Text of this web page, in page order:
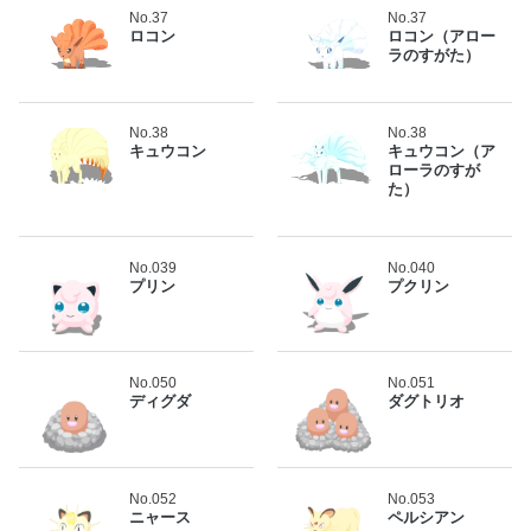
No.37
ロコン
No.37
ロコン（アロー
ラのすがた）
No.38
キュウコン
No.38
キュウコン（ア
ローラのすが
た）
No.039
プリン
No.040
プクリン
No.050
ディグダ
No.051
ダグトリオ
No.052
ニャース
No.053
ペルシアン